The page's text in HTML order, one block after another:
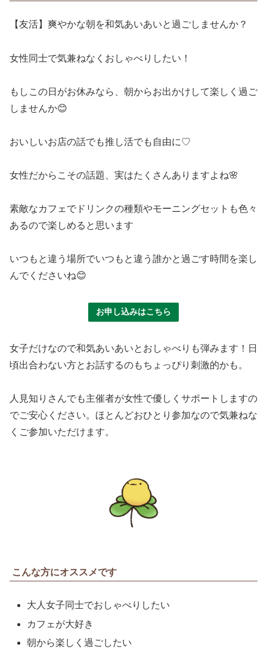
【友活】爽やかな朝を和気あいあいと過ごしませんか？
女性同士で気兼ねなくおしゃべりしたい！
もしこの日がお休みなら、朝からお出かけして楽しく過ご
しませんか😊
おいしいお店の話でも推し活でも自由に♡
女性だからこその話題、実はたくさんありますよね🌸
素敵なカフェでドリンクの種類やモーニングセットも色々
あるので楽しめると思います
いつもと違う場所でいつもと違う誰かと過ごす時間を楽し
んでくださいね😊
お申し込みはこちら
女子だけなので和気あいあいとおしゃべりも弾みます！日
頃出合わない方とお話するのもちょっぴり刺激的かも。
人見知りさんでも主催者が女性で優しくサポートしますの
でご安心ください。ほとんどおひとり参加なので気兼ねな
くご参加いただけます。
こんな方にオススメです
大人女子同士でおしゃべりしたい
カフェが大好き
朝から楽しく過ごしたい